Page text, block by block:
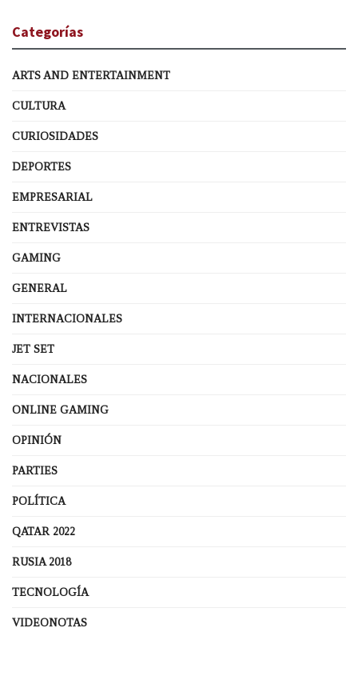
Categorías
ARTS AND ENTERTAINMENT
CULTURA
CURIOSIDADES
DEPORTES
EMPRESARIAL
ENTREVISTAS
GAMING
GENERAL
INTERNACIONALES
JET SET
NACIONALES
ONLINE GAMING
OPINIÓN
PARTIES
POLÍTICA
QATAR 2022
RUSIA 2018
TECNOLOGÍA
VIDEONOTAS